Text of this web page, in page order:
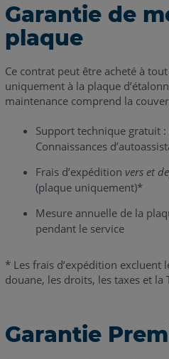
Garantie de
plaque
Ce contrat peut être acheté à
uniquement à la plaque
maintenance comprend la
Support technique gratuit
Connaissances
Frais d’expédition vers et
(plaque uniquement)*
Mesure annuelle de la
pendant le service
* Les frais d’expédition excluent
douane, les droits, les taxes et la
Garantie